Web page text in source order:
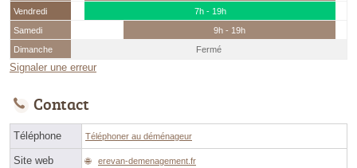
Vendredi
7h - 19h
Samedi
9h - 19h
Dimanche
Fermé
Signaler une erreur
Contact
Téléphone Téléphoner au déménageur
Site web erevan-demenagement.fr